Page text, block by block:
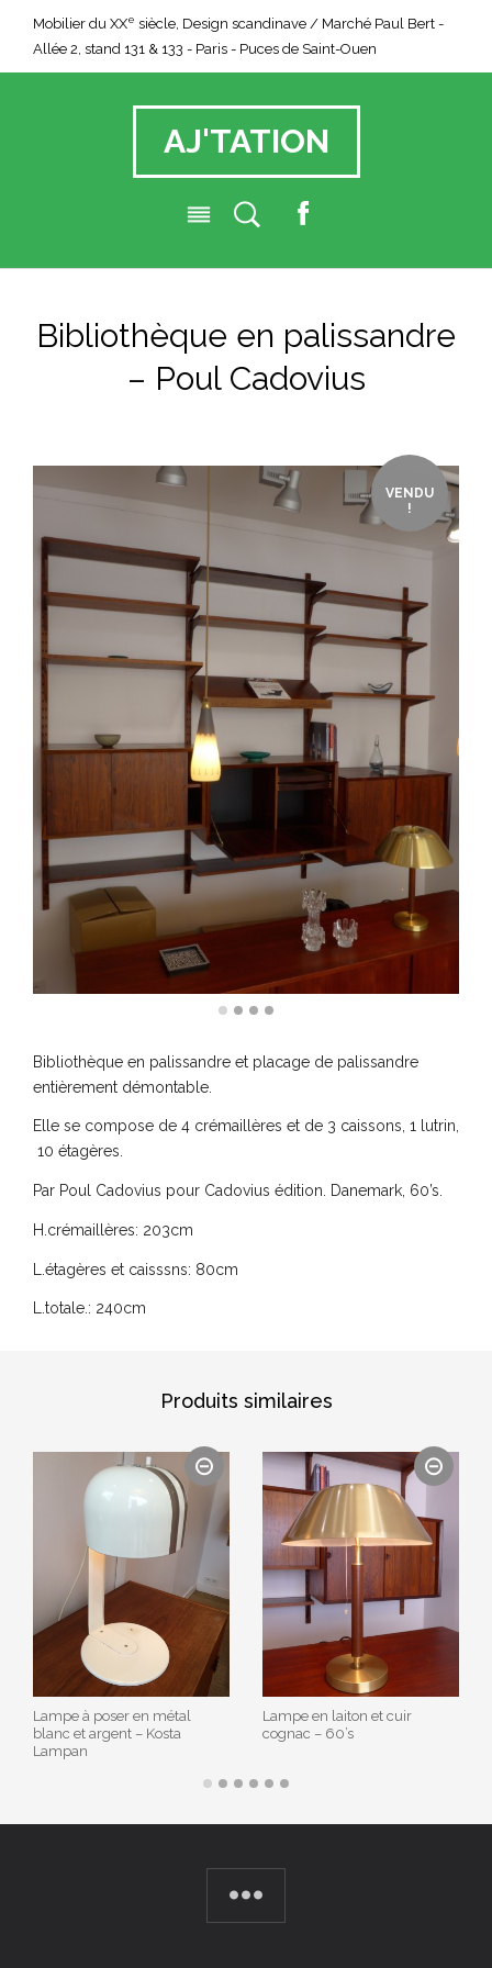
Mobilier du XXe siècle, Design scandinave / Marché Paul Bert -
Allée 2, stand 131 & 133 - Paris - Puces de Saint-Ouen
AJ'TATION
a
b
o
o
Bibliothèque en palissandre
– Poul Cadovius
VENDU
!
Bibliothèque en palissandre et placage de palissandre
entièrement démontable.
Elle se compose de 4 crémaillères et de 3 caissons, 1 lutrin,
10 étagères.
Par Poul Cadovius pour Cadovius édition. Danemark, 60’s.
H.crémaillères: 203cm
L.étagères et caisssns: 80cm
L.totale.: 240cm
Produits similaires
Lampe à poser en métal
blanc et argent – Kosta
Lampan
Lampe en laiton et cuir
cognac – 60’s